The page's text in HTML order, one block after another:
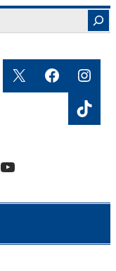
X
YouTube